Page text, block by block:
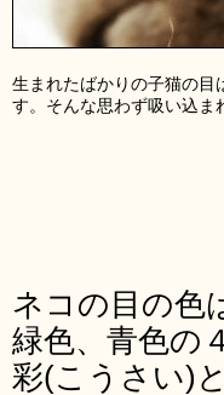
生まれたばかりの子猫の目
す。そんな思わず吸い込ま
ネコの目の色
緑色、青色の
彩(こうさい)